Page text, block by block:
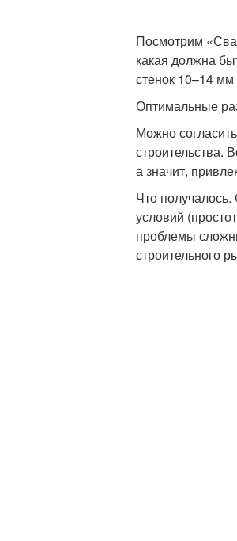
Посмотрим
какая должна
стенок 10–14
Оптимальные
Можно
строительства.
а значит,
Что
условий
проблемы
строительного